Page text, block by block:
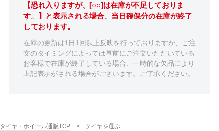
【恐れ入りますが、[○○]は在庫が不足しておりま
す。】と表示される場合、当日確保分の在庫が終了
しております。
在庫の更新は1日1回以上反映を行っておりますが、ご注
文のタイミングによっては事前にご注文いただいている
お客様で在庫が終了している場合、一時的な欠品により
上記表示がされる場合がございます。ご了承ください。
タイヤ・ホイール通販TOP タイヤを選ぶ